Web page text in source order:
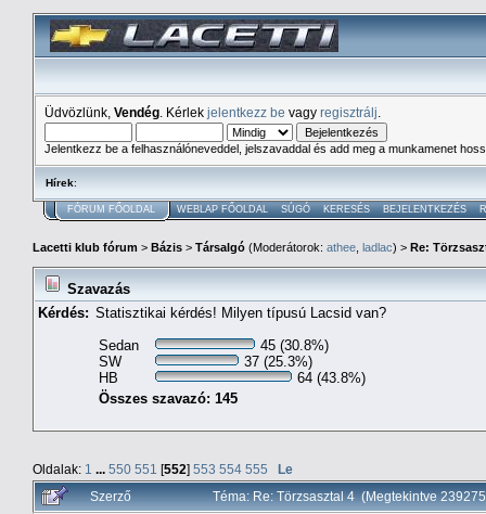
Üdvözlünk, Vendég . Kérlek jelentkezz be vagy regisztrálj
Jelentkezz be a felhasználóneveddel, jelszavaddal és add meg a munkamenet
Hírek:
FÓRUM FŐOLDAL WEBLAP FŐOLDAL SÚGÓ KERESÉS BEJELENTKEZÉS
Lacetti klub fórum > Bázis > Társalgó (Moderátorok: athee ladlac) > Re:
Szavazás
Kérdés: Statisztikai kérdés! Milyen típusú Lacsid van?
Sedan
45 (30.8%)
SW
37 (25.3%)
HB
64 (43.8%)
Összes szavazó: 145
Oldalak: 1 ... 550 551 [552] 553 554 555
Le
Szerző
Téma: Re: Törzsasztal 4 (Megtekintve